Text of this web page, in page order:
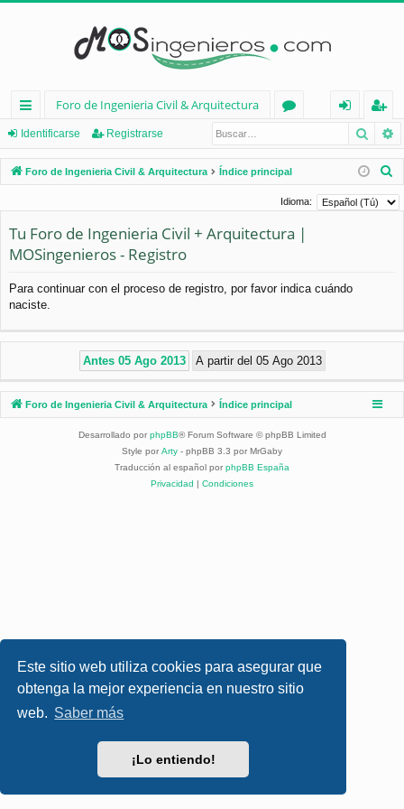
Este sitio web utiliza cookies para asegurar que
obtenga la mejor experiencia en nuestro sitio
web. Saber más
¡Lo entiendo!
nl
ac
es
pi
os
Foro de Ingenieria Civil & Arquitectura
os
nt
ifi
eg
ist
ra
Identificarse Registrarse
Foro de Ingenieria Civil & Arquitectura Índice principal
s
Idioma:
Tu Foro de Ingenieria Civil + Arquitectura |
MOSingenieros - Registro
Para continuar con el proceso de registro, por favor indica cuándo
naciste.
Foro de Ingenieria Civil & Arquitectura Índice principal
Desarrollado por phpBB® Forum Software © phpBB Limited
Style por Arty - phpBB 3.3 por MrGaby
Traducción al español por phpBB España
Privacidad | Condiciones